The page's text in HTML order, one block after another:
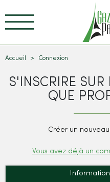
Accueil Connexion
S'INSCRIRE
QUE
Créer un
Vous avez déjà un